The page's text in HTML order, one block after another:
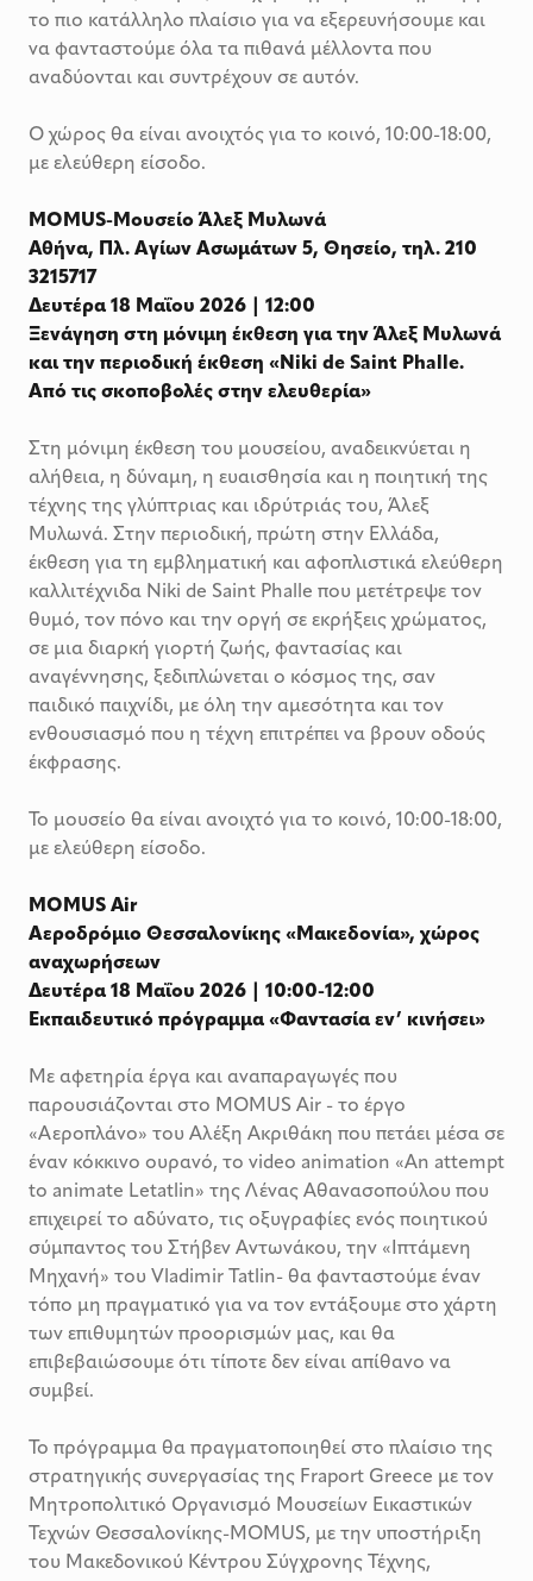
το πιο κατάλληλο πλαίσιο για να εξερευνήσουμε και
να φανταστούμε όλα τα πιθανά μέλλοντα που
αναδύονται και συντρέχουν σε αυτόν.
Ο χώρος θα είναι ανοιχτός για το κοινό, 10:00-18:00,
με ελεύθερη είσοδο.
MOMUS-Μουσείο Άλεξ Μυλωνά
Αθήνα, Πλ. Αγίων Ασωμάτων 5, Θησείο, τηλ. 210
3215717
Δευτέρα 18 Μαΐου 2026 | 12:00
Ξενάγηση στη μόνιμη έκθεση για την Άλεξ Μυλωνά
και την περιοδική έκθεση «Niki de Saint Phalle.
Από τις σκοποβολές στην ελευθερία»
Στη μόνιμη έκθεση του μουσείου, αναδεικνύεται η
αλήθεια, η δύναμη, η ευαισθησία και η ποιητική της
τέχνης της γλύπτριας και ιδρύτριάς του, Άλεξ
Μυλωνά. Στην περιοδική, πρώτη στην Ελλάδα,
έκθεση για τη εμβληματική και αφοπλιστικά ελεύθερη
καλλιτέχνιδα Niki de Saint Phalle που μετέτρεψε τον
θυμό, τον πόνο και την οργή σε εκρήξεις χρώματος,
σε μια διαρκή γιορτή ζωής, φαντασίας και
αναγέννησης, ξεδιπλώνεται ο κόσμος της, σαν
παιδικό παιχνίδι, με όλη την αμεσότητα και τον
ενθουσιασμό που η τέχνη επιτρέπει να βρουν οδούς
έκφρασης.
Το μουσείο θα είναι ανοιχτό για το κοινό, 10:00-18:00,
με ελεύθερη είσοδο.
MOMUS Air
Αεροδρόμιο Θεσσαλονίκης «Μακεδονία», χώρος
αναχωρήσεων
Δευτέρα 18 Μαΐου 2026 | 10:00-12:00
Εκπαιδευτικό πρόγραμμα «Φαντασία εν’ κινήσει»
Με αφετηρία έργα και αναπαραγωγές που
παρουσιάζονται στο MOMUS Air - το έργο
«Αεροπλάνο» του Αλέξη Ακριθάκη που πετάει μέσα σε
έναν κόκκινο ουρανό, το video animation «An attempt
to animate Letatlin» της Λένας Αθανασοπούλου που
επιχειρεί το αδύνατο, τις οξυγραφίες ενός ποιητικού
σύμπαντος του Στήβεν Αντωνάκου, την «Ιπτάμενη
Μηχανή» του Vladimir Tatlin- θα φανταστούμε έναν
τόπο μη πραγματικό για να τον εντάξουμε στο χάρτη
των επιθυμητών προορισμών μας, και θα
επιβεβαιώσουμε ότι τίποτε δεν είναι απίθανο να
συμβεί.
To πρόγραμμα θα πραγματοποιηθεί στο πλαίσιο της
στρατηγικής συνεργασίας της Fraport Greece με τον
Μητροπολιτικό Οργανισμό Μουσείων Εικαστικών
Τεχνών Θεσσαλονίκης-MOMUS, με την υποστήριξη
του Μακεδονικού Κέντρου Σύγχρονης Τέχνης,